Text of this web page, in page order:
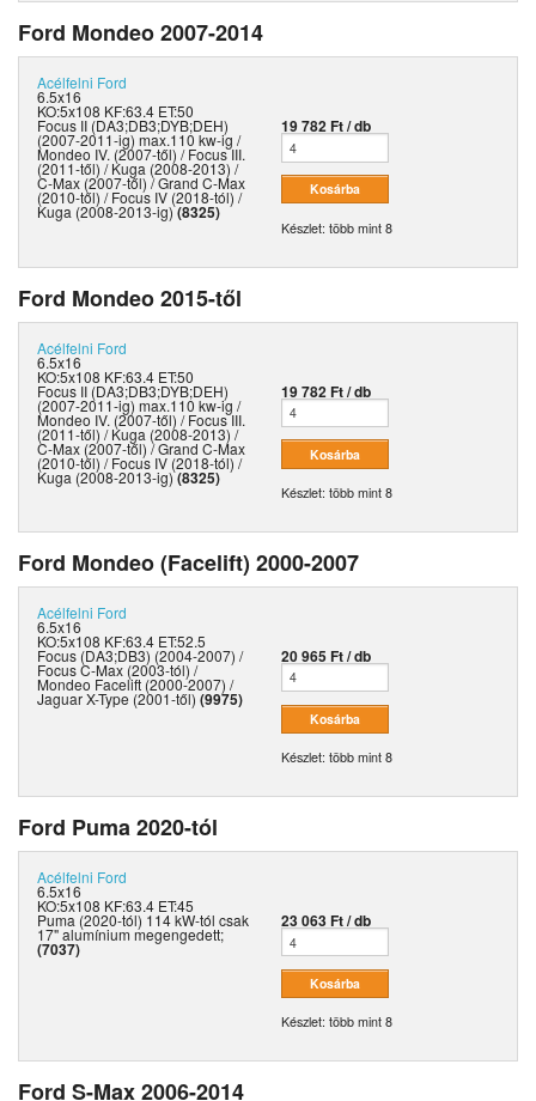
Ford Mondeo 2007-2014
Acélfelni Ford
6.5x16
KO:5x108 KF:63.4 ET:50
Focus II (DA3;DB3;DYB;DEH)
(2007-2011-ig) max.110 kw-ig /
Mondeo IV. (2007-től) / Focus III.
(2011-től) / Kuga (2008-2013) /
C-Max (2007-től) / Grand C-Max
(2010-től) / Focus IV (2018-tól) /
Kuga (2008-2013-ig)(8325)
19 782 Ft / db
Készlet: több mint 8
Ford Mondeo 2015-től
Acélfelni Ford
6.5x16
KO:5x108 KF:63.4 ET:50
Focus II (DA3;DB3;DYB;DEH)
(2007-2011-ig) max.110 kw-ig /
Mondeo IV. (2007-től) / Focus III.
(2011-től) / Kuga (2008-2013) /
C-Max (2007-től) / Grand C-Max
(2010-től) / Focus IV (2018-tól) /
Kuga (2008-2013-ig)(8325)
19 782 Ft / db
Készlet: több mint 8
Ford Mondeo (Facelift) 2000-2007
Acélfelni Ford
6.5x16
KO:5x108 KF:63.4 ET:52.5
Focus (DA3;DB3) (2004-2007) /
Focus C-Max (2003-tól) /
Mondeo Facelift (2000-2007) /
Jaguar X-Type (2001-től) (9975)
20 965 Ft / db
Készlet: több mint 8
Ford Puma 2020-tól
Acélfelni Ford
6.5x16
KO:5x108 KF:63.4 ET:45
Puma (2020-tól) 114 kW-tól csak
17" alumínium megengedett;
(7037)
23 063 Ft / db
Készlet: több mint 8
Ford S-Max 2006-2014